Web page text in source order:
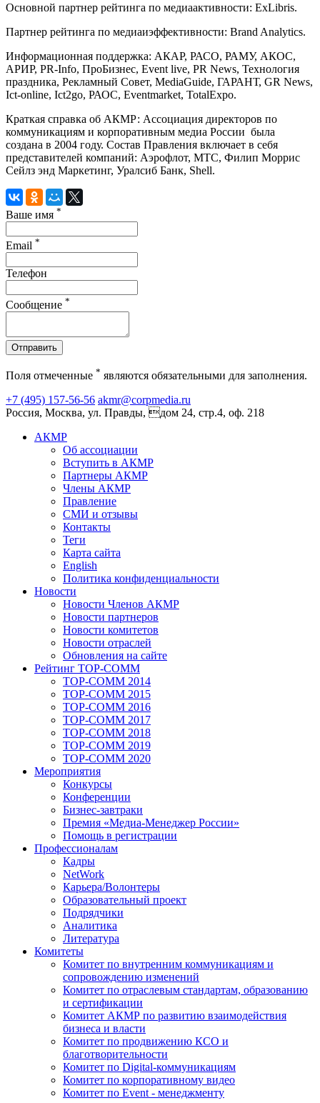
Основной партнер рейтинга по медиаактивности: ExLibris.
Партнер рейтинга по медиаиэффективности: Brand Analytics.
Информационная поддержка: АКАР, РАСО, РАМУ, АКОС,
АРИР, PR-Info, ПроБизнес, Event live, PR News, Технология
праздника, Рекламный Совет, MediaGuide, ГАРАНТ, GR News,
Ict-online, Ict2go, РАОС, Eventmarket, TotalExpo.
Краткая справка об АКМР: Ассоциация директоров по
коммуникациям и корпоративным медиа России была
создана в 2004 году. Состав Правления включает в себя
представителей компаний: Аэрофлот, МТС, Филип Моррис
Сейлз энд Маркетинг, Уралсиб Банк, Shell.
Ваше имя *
Email *
Телефон
Сообщение *
Отправить
Поля отмеченные * являются обязательными для заполнения.
+7 (495) 157-56-56 akmr@corpmedia.ru
Россия, Москва, ул. Правды, дом 24, стр.4, оф. 218
АКМР
Об ассоциации
Вступить в АКМР
Партнеры АКМР
Члены АКМР
Правление
СМИ и отзывы
Контакты
Теги
Карта сайта
English
Политика конфиденциальности
Новости
Новости Членов АКМР
Новости партнеров
Новости комитетов
Новости отраслей
Обновления на сайте
Рейтинг TOP-COMM
TOP-COMM 2014
TOP-COMM 2015
TOP-COMM 2016
TOP-COMM 2017
TOP-COMM 2018
TOP-COMM 2019
TOP-COMM 2020
Мероприятия
Конкурсы
Конференции
Бизнес-завтраки
Премия «Медиа-Менеджер России»
Помощь в регистрации
Профессионалам
Кадры
NetWork
Карьера/Волонтеры
Образовательный проект
Подрядчики
Аналитика
Литература
Комитеты
Комитет по внутренним коммуникациям и
сопровождению изменений
Комитет по отраслевым стандартам, образованию
и сертификации
Комитет АКМР по развитию взаимодействия
бизнеса и власти
Комитет по продвижению КСО и
благотворительности
Комитет по Digital-коммуникациям
Комитет по корпоративному видео
Комитет по Event - менеджменту